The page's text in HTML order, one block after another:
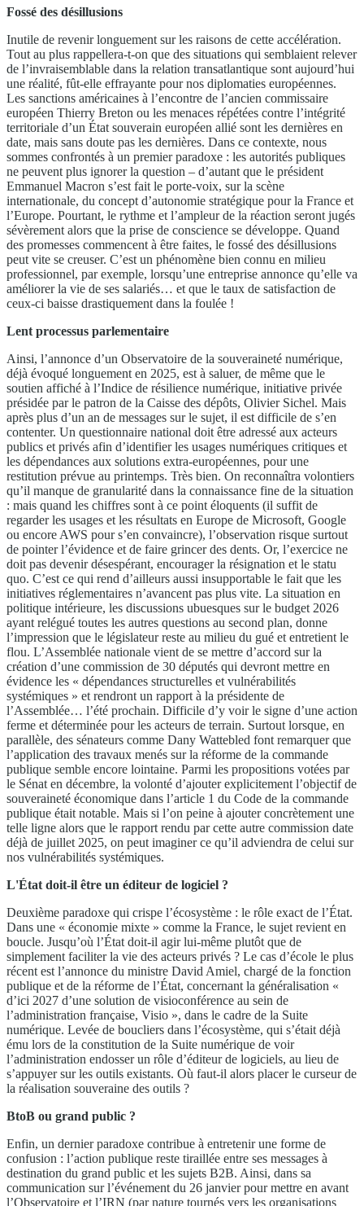
Fossé des désillusions
Inutile de revenir longuement sur les raisons de cette accélération.
Tout au plus rappellera-t-on que des situations qui semblaient relever
de l’invraisemblable dans la relation transatlantique sont aujourd’hui
une réalité, fût-elle effrayante pour nos diplomaties européennes.
Les sanctions américaines à l’encontre de l’ancien commissaire
européen Thierry Breton ou les menaces répétées contre l’intégrité
territoriale d’un État souverain européen allié sont les dernières en
date, mais sans doute pas les dernières. Dans ce contexte, nous
sommes confrontés à un premier paradoxe : les autorités publiques
ne peuvent plus ignorer la question – d’autant que le président
Emmanuel Macron s’est fait le porte-voix, sur la scène
internationale, du concept d’autonomie stratégique pour la France et
l’Europe. Pourtant, le rythme et l’ampleur de la réaction seront jugés
sévèrement alors que la prise de conscience se développe. Quand
des promesses commencent à être faites, le fossé des désillusions
peut vite se creuser. C’est un phénomène bien connu en milieu
professionnel, par exemple, lorsqu’une entreprise annonce qu’elle va
améliorer la vie de ses salariés… et que le taux de satisfaction de
ceux-ci baisse drastiquement dans la foulée !
Lent processus parlementaire
Ainsi, l’annonce d’un Observatoire de la souveraineté numérique,
déjà évoqué longuement en 2025, est à saluer, de même que le
soutien affiché à l’Indice de résilience numérique, initiative privée
présidée par le patron de la Caisse des dépôts, Olivier Sichel. Mais
après plus d’un an de messages sur le sujet, il est difficile de s’en
contenter. Un questionnaire national doit être adressé aux acteurs
publics et privés afin d’identifier les usages numériques critiques et
les dépendances aux solutions extra-européennes, pour une
restitution prévue au printemps. Très bien. On reconnaîtra volontiers
qu’il manque de granularité dans la connaissance fine de la situation
: mais quand les chiffres sont à ce point éloquents (il suffit de
regarder les usages et les résultats en Europe de Microsoft, Google
ou encore AWS pour s’en convaincre), l’observation risque surtout
de pointer l’évidence et de faire grincer des dents. Or, l’exercice ne
doit pas devenir désespérant, encourager la résignation et le statu
quo. C’est ce qui rend d’ailleurs aussi insupportable le fait que les
initiatives réglementaires n’avancent pas plus vite. La situation en
politique intérieure, les discussions ubuesques sur le budget 2026
ayant relégué toutes les autres questions au second plan, donne
l’impression que le législateur reste au milieu du gué et entretient le
flou. L’Assemblée nationale vient de se mettre d’accord sur la
création d’une commission de 30 députés qui devront mettre en
évidence les « dépendances structurelles et vulnérabilités
systémiques » et rendront un rapport à la présidente de
l’Assemblée… l’été prochain. Difficile d’y voir le signe d’une action
ferme et déterminée pour les acteurs de terrain. Surtout lorsque, en
parallèle, des sénateurs comme Dany Wattebled font remarquer que
l’application des travaux menés sur la réforme de la commande
publique semble encore lointaine. Parmi les propositions votées par
le Sénat en décembre, la volonté d’ajouter explicitement l’objectif de
souveraineté économique dans l’article 1 du Code de la commande
publique était notable. Mais si l’on peine à ajouter concrètement une
telle ligne alors que le rapport rendu par cette autre commission date
déjà de juillet 2025, on peut imaginer ce qu’il adviendra de celui sur
nos vulnérabilités systémiques.
L'État doit-il être un éditeur de logiciel ?
Deuxième paradoxe qui crispe l’écosystème : le rôle exact de l’État.
Dans une « économie mixte » comme la France, le sujet revient en
boucle. Jusqu’où l’État doit-il agir lui-même plutôt que de
simplement faciliter la vie des acteurs privés ? Le cas d’école le plus
récent est l’annonce du ministre David Amiel, chargé de la fonction
publique et de la réforme de l’État, concernant la généralisation «
d’ici 2027 d’une solution de visioconférence au sein de
l’administration française, Visio », dans le cadre de la Suite
numérique. Levée de boucliers dans l’écosystème, qui s’était déjà
ému lors de la constitution de la Suite numérique de voir
l’administration endosser un rôle d’éditeur de logiciels, au lieu de
s’appuyer sur les outils existants. Où faut-il alors placer le curseur de
la réalisation souveraine des outils ?
BtoB ou grand public ?
Enfin, un dernier paradoxe contribue à entretenir une forme de
confusion : l’action publique reste tiraillée entre ses messages à
destination du grand public et les sujets B2B. Ainsi, dans sa
communication sur l’événement du 26 janvier pour mettre en avant
l’Observatoire et l’IRN (par nature tournés vers les organisations